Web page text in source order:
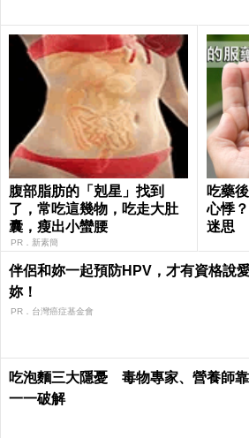
腹部脂肪的「剋星」找到
了，常吃這幾物，吃走大肚
囊，瘦出小蠻腰
PR．新素簡
吃藥
心悸
迷思
伴侶和妳一起預防HPV，才有資格說
妳！
PR．台灣癌症基金會
吃泡麵三大隱憂 毒物專家、營養師
一一破解